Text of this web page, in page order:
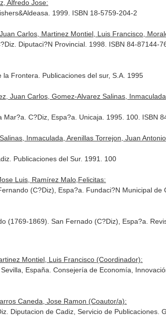
Alfredo Jose:
1999. ISBN 18-5759-204-2
Carlos, Martinez Montiel, Luis Francisco,
Diputaci?N Provincial. 1998. ISBN 84-87144-
Frontera. Publicaciones del sur, S.A. 1995
Juan Carlos, Gomez-Alvarez Salinas,
C?Diz, Espa?a. Unicaja. 1995. 100. ISBN
Inmaculada, Arenillas Torrejon, Juan
Publicaciones del Sur. 1991. 100
Luis, Ramírez Malo,Felicitas:
(C?Diz), Espa?a. Fundaci?N Municipal
(1769-1869). San Fernado (C?Diz), Espa?a.
Montiel, Luis Francisco (Coordinador):
España. Consejería de Economía,
Caneda, Jose Ramon (Coautor/a):
Diputacion de Cadiz, Servicio de Publicaciones.